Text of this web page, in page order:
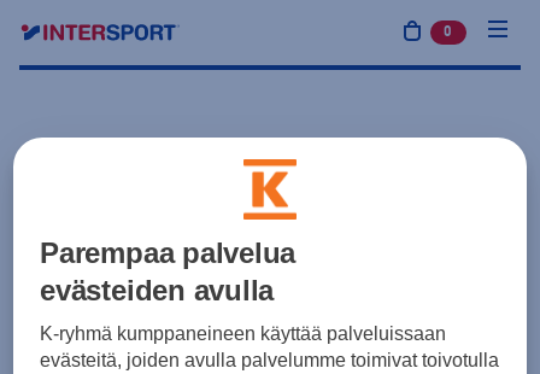
0 tuotetta
Parempaa palvelua
evästeiden avulla
K-ryhmä kumppaneineen käyttää palveluissaan
evästeitä, joiden avulla palvelumme toimivat toivotulla